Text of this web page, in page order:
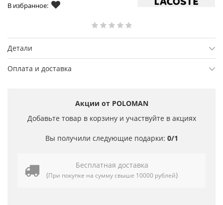
В избранное:
Детали
Оплата и доставка
Акции от POLOMAN
Добавьте товар в корзину и участвуйте в акциях
Вы получили следующие подарки: 0/1
Бесплатная доставка
(При покупке на сумму свыше 10000 рублей)